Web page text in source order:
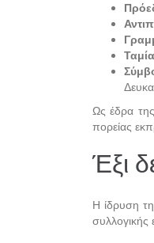
Ως έδρα
πορείας
Έξι
Η ίδρυση
συλλογικής